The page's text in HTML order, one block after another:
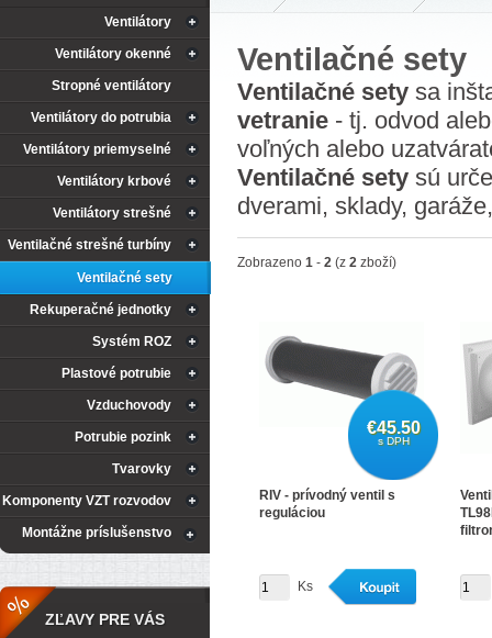
kúpeľne
Ventilátory
Ventilátory okenné
Stropné ventilátory
Ventilátory do potrubia
Ventilátory priemyselné
Ventilátory krbové
Ventilátory strešné
Ventilačné strešné turbíny
Ventilačné sety
Rekuperačné jednotky
Systém ROZ
Plastové potrubie
Vzduchovody
Potrubie pozink
Tvarovky
Komponenty VZT rozvodov
Montážne príslušenstvo
ZĽAVY PRE VÁS
Ventilačné sety
Ventilačné sety sa
vetranie - tj. odvod
voľných alebo
Ventilačné sety sú
dverami, sklady,
Zobrazeno 1 - 2 (z 2 zboží)
RIV - prívodný ventil s
reguláciou
€45.50
s DPH
Ks